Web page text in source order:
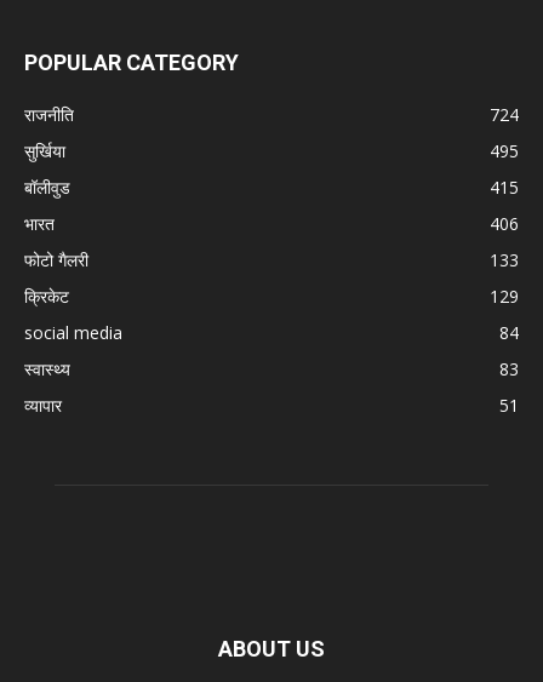
POPULAR CATEGORY
राजनीति
724
सुर्खिया
495
बॉलीवुड
415
भारत
406
फोटो गैलरी
133
क्रिकेट
129
social media
84
स्वास्थ्य
83
व्यापार
51
ABOUT US